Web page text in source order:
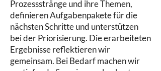
Prozessstränge und ihre Themen,
definieren Aufgabenpakete für die
nächsten Schritte und unterstützen
bei der Priorisierung. Die erarbeiteten
Ergebnisse reflektieren wir
gemeinsam. Bei Bedarf machen wir